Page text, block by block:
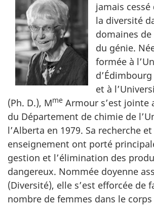
jamais
la diversité
domaines
du génie.
formée à
d’Édimbourg
et à
(Ph. D.), Mme Armour s’est jointe
du Département de chimie de
l’Alberta en 1979. Sa recherche
enseignement ont porté
gestion et l’élimination des
dangereux. Nommée doyenne
(Diversité), elle s’est efforcée de
nombre de femmes dans le